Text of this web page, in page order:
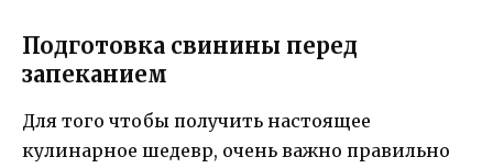
Подготовка свинины перед
запеканием
Для того чтобы получить настоящее
кулинарное шедевр, очень важно правильно